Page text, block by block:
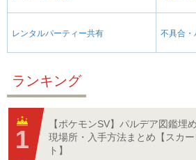
レンタルパーティー共有 不具合・
ランキング
【ポケモンSV】パルデア図鑑埋
現場所・入手方法まとめ【スカ
ト】